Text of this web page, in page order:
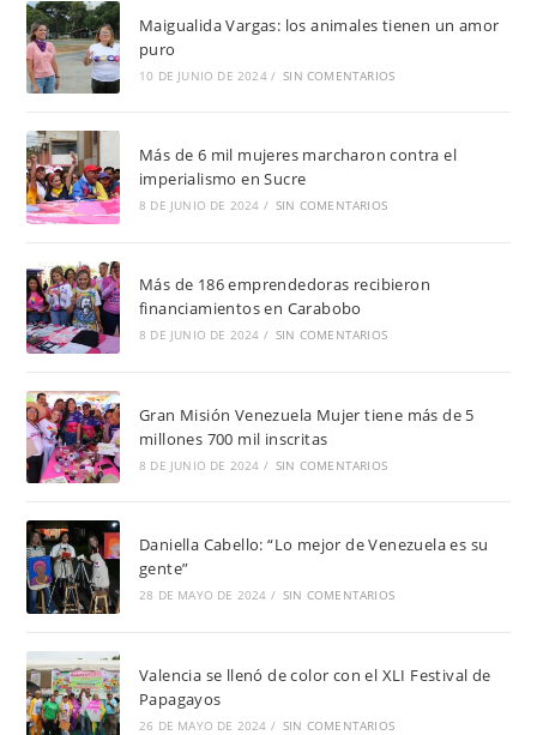
Maigualida Vargas: los animales tienen un amor
puro
10 DE JUNIO DE 2024 / SIN COMENTARIOS
Más de 6 mil mujeres marcharon contra el
imperialismo en Sucre
8 DE JUNIO DE 2024 / SIN COMENTARIOS
Más de 186 emprendedoras recibieron
financiamientos en Carabobo
8 DE JUNIO DE 2024 / SIN COMENTARIOS
Gran Misión Venezuela Mujer tiene más de 5
millones 700 mil inscritas
8 DE JUNIO DE 2024 / SIN COMENTARIOS
Daniella Cabello: “Lo mejor de Venezuela es su
gente”
28 DE MAYO DE 2024 / SIN COMENTARIOS
Valencia se llenó de color con el XLI Festival de
Papagayos
26 DE MAYO DE 2024 / SIN COMENTARIOS